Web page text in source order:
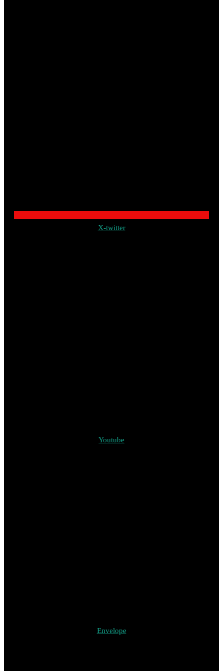
X-twitter
Youtube
Envelope